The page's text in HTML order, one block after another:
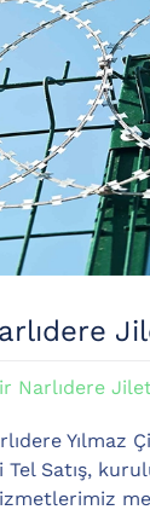
Narlıdere
Yılmaz
Satış,